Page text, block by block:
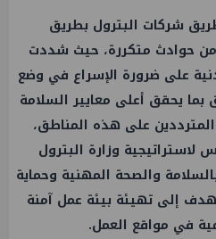
شركات البترول بطريق
حوادث متكررة، حيث شددت
على ضرورة الإسراع في وضع
يحقق أعلى معايير السلامة
على هذه المناطق،
وزارة البترول
والصحة المهنية وحماية
إلى تهيئة بيئة عمل آمنة
في مواقع العمل.